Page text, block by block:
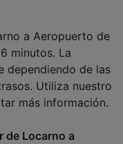
a Aeropuerto de
minutos. La
dependiendo de las
Utiliza nuestro
más información.
de Locarno a